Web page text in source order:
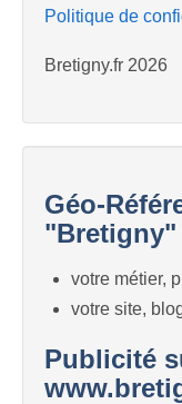
Politique de
Bretigny.fr 2026
Géo-
"Bretigny"
votre métier,
votre site,
Publicité